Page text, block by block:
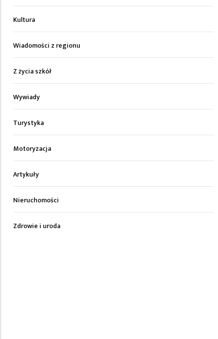
Kultura
Wiadomości z regionu
Z życia szkół
Wywiady
Turystyka
Motoryzacja
Artykuły
Nieruchomości
Zdrowie i uroda